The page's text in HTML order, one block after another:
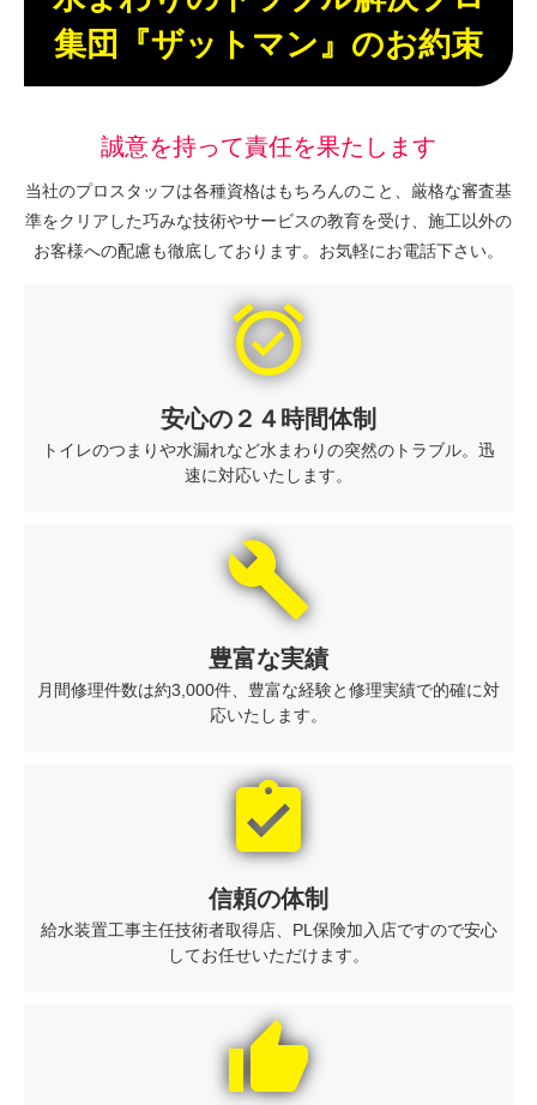
集団『ザットマン』のお約束
誠意を持って責任を果たします
当社のプロスタッフは各種資格はもちろんのこと、厳格な審査基
準をクリアした巧みな技術やサービスの教育を受け、施工以外の
お客様への配慮も徹底しております。お気軽にお電話下さい。
alarm_on
安心の２４時間体制
トイレのつまりや水漏れなど水まわりの突然のトラブル。迅
速に対応いたします。
build
豊富な実績
月間修理件数は約3,000件、豊富な経験と修理実績で的確に対
応いたします。
assignment_turned_in
信頼の体制
給水装置工事主任技術者取得店、PL保険加入店ですので安心
してお任せいただけます。
thumb_up